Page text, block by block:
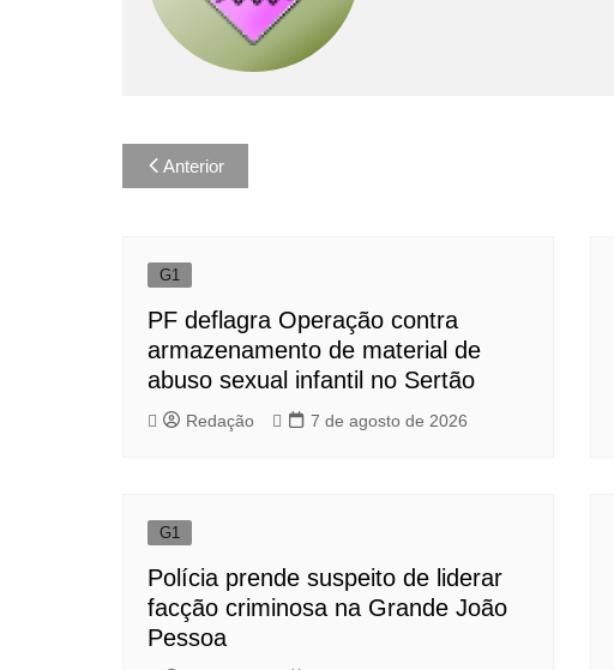
Navegação
de
Anterior
G1
PF deflagra Operação contra
armazenamento de material de
abuso sexual infantil no Sertão
Redação 7 de agosto de 2026
G1
Polícia prende suspeito de liderar
facção criminosa na Grande João
Pessoa